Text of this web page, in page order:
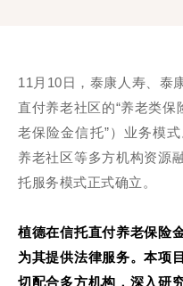
11月10日，泰康人寿、泰
直付养老社区的“养老类保
老保险金信托”）业务模
养老社区等多方机构资源
托服务模式正式确立。
植德在信托直付养老保险
为其提供法律服务。本项
切配合多方机构，深入研